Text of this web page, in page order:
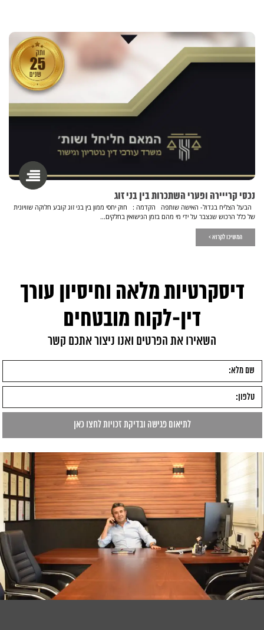
נכסי קרייירה ופערי השתכרות בין בני זוג
הבעל הצליח בגדול- האישה שותפה הקדמה : חוק יחסי ממון בין בני זוג קובע חלוקה שוויונית
של כלל הרכוש שנצבר על ידי מי מהם בזמן הנישואין בחלקים...
המשיכו לקרוא >
דיסקרטיות מלאה וחיסיון עורך
דין-לקוח מובטחים
השאירו את הפרטים ואנו ניצור אתכם קשר